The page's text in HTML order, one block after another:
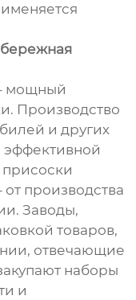
бережная
мощный
Производство
и других
эффективной
от производства
Заводы,
товаров,
отвечающие
наборы
и